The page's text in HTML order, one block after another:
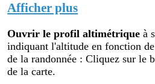
Afficher plus
Ouvrir le profil altimétrique à
indiquant l'altitude en fonction
de la randonnée : Cliquez sur le
de la carte.